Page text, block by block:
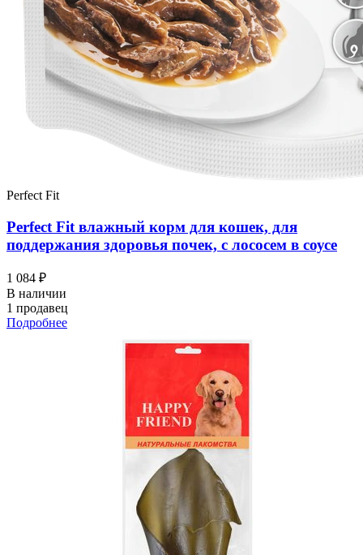
Perfect Fit
Perfect Fit влажный корм для кошек, для
поддержания здоровья почек, с лососем в соусе
1 084 ₽
В наличии
1 продавец
Подробнее